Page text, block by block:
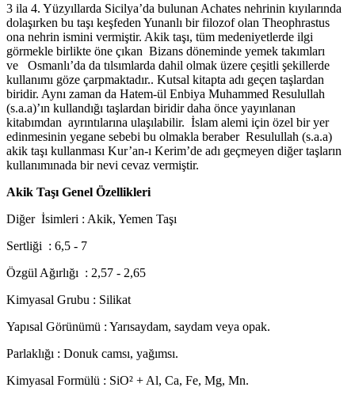
3 ila 4. Yüzyıllarda Sicilya’da bulunan Achates nehrinin kıyılarında
dolaşırken bu taşı keşfeden Yunanlı bir filozof olan Theophrastus
ona nehrin ismini vermiştir. Akik taşı, tüm medeniyetlerde ilgi
görmekle birlikte öne çıkan Bizans döneminde yemek takımları
ve
Osmanlı’da da tılsımlarda dahil olmak üzere çeşitli şekillerde
kullanımı göze çarpmaktadır.. Kutsal kitapta adı geçen taşlardan
biridir. Aynı zaman da Hatem-ül Enbiya Muhammed Resulullah
(s.a.a)’ın kullandığı taşlardan biridir daha önce yayınlanan
kitabımdan ayrıntılarına ulaşılabilir. İslam alemi için özel bir yer
edinmesinin yegane sebebi bu olmakla beraber Resulullah (s.a.a)
akik taşı kullanması Kur’an-ı Kerim’de adı geçmeyen diğer taşların
kullanımınada bir nevi cevaz vermiştir.
Akik Taşı Genel Özellikleri
Diğer İsimleri : Akik, Yemen Taşı
Sertliği : 6,5 - 7
Özgül Ağırlığı : 2,57 - 2,65
Kimyasal Grubu : Silikat
Yapısal Görünümü : Yarısaydam, saydam veya opak.
Parlaklığı : Donuk camsı, yağımsı.
Kimyasal Formülü : SiO² + Al, Ca, Fe, Mg, Mn.